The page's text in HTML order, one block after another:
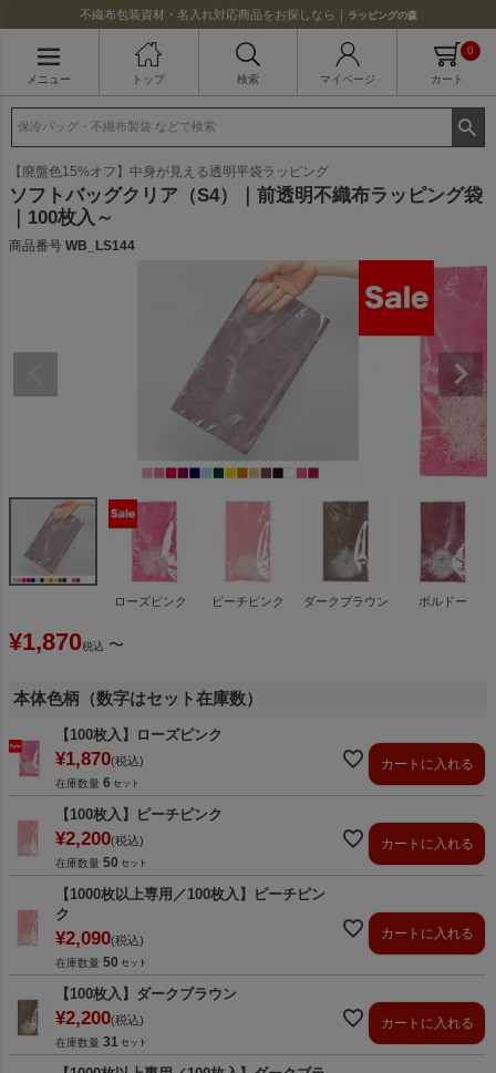
不織布包装資材・名入れ対応商品をお探しなら｜ ラッピングの森
メニュー トップ 検索 マイページ カート
0
【廃盤色15%オフ】中身が見える透明平袋ラッピング
ソフトバッグクリア（S4）｜前透明不織布ラッピング袋
｜100枚入～
商品番号 WB_LS144
ローズピンク ピーチピンク ダークブラウン ボルドー
¥1,870税込 〜
本体色柄（数字はセット在庫数）
【100枚入】ローズピンク
¥1,870 税込
在庫数量 6
カートに入れる
【100枚入】ピーチピンク
¥2,200 税込
在庫数量 50
カートに入れる
【1000枚以上専用／100枚入】ピーチピン
ク
¥2,090 税込
在庫数量 50
カートに入れる
【100枚入】ダークブラウン
¥2,200 税込
在庫数量 31
カートに入れる